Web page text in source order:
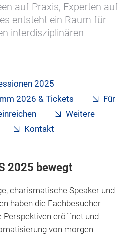
auf Praxis, Experten auf
entsteht ein Raum für
interdisziplinären
2025
2026 & Tickets
Für
Weitere
Kontakt
2025 bewegt
charismatische Speaker und
haben die Fachbesucher
Perspektiven eröffnet und
von morgen